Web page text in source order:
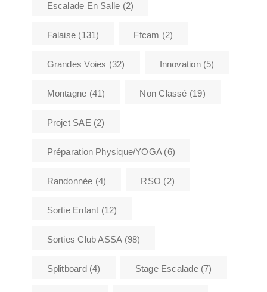
Escalade En Salle (2)
Falaise (131) Ffcam (2)
Grandes Voies (32) Innovation(5)
Montagne (41) Non Classé (19)
Projet SAE (2)
Préparation Physique/YOGA(6)
Randonnée (4) RSO (2)
Sortie Enfant (12)
Sorties Club ASSA(98)
Splitboard(4) Stage Escalade(7)